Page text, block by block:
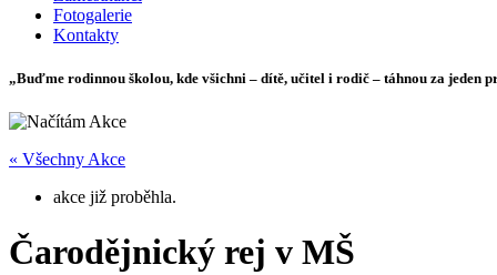
Fotogalerie
Kontakty
„Buďme rodinnou školou, kde všichni – dítě, učitel i rodič – táhnou za jeden
« Všechny Akce
akce již proběhla.
Čarodějnický rej v MŠ